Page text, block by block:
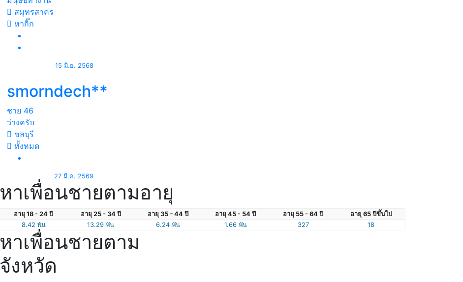
สมุทรสาคร
หากิ๊ก
15 มิ.ย. 2568
smorndech**
ชาย 46
ว่างครับ
ชลบุรี
ทั้งหมด
27 มี.ค. 2569
หาเพื่อนชายตามอายุ
อายุ 18 - 24 ปี อายุ 25 - 34 ปี อายุ 35 – 44 ปี อายุ 45 - 54 ปี อายุ 55 - 64 ปี
อายุ 65 ปีขึ้นไป
8.42 พัน
13.29 พัน 6.24 พัน 1.66 พัน 327 18
หาเพื่อนชายตาม
จังหวัด